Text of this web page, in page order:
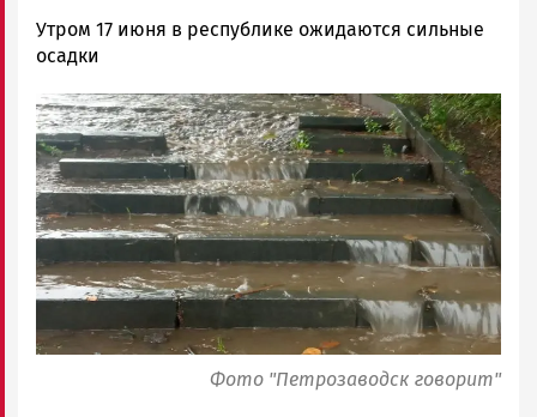
Юрий
Каулио
Петрозаводска
и
Карелии
|
Петрозаводск
ГОВОРИТ
Утром 17 июня в республике ожидаются сильные
осадки
Image
Фото "Петрозаводск говорит"